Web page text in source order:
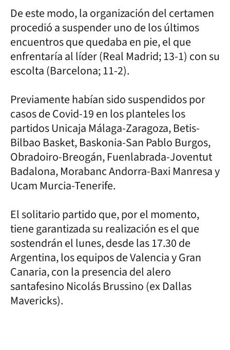
De este modo, la organización del certamen
procedió a suspender uno de los últimos
encuentros que quedaba en pie, el que
enfrentaría al líder (Real Madrid; 13-1) con su
escolta (Barcelona; 11-2).
Previamente habían sido suspendidos por
casos de Covid-19 en los planteles los
partidos Unicaja Málaga-Zaragoza, Betis-
Bilbao Basket, Baskonia-San Pablo Burgos,
Obradoiro-Breogán, Fuenlabrada-Joventut
Badalona, Morabanc Andorra-Baxi Manresa y
Ucam Murcia-Tenerife.
El solitario partido que, por el momento,
tiene garantizada su realización es el que
sostendrán el lunes, desde las 17.30 de
Argentina, los equipos de Valencia y Gran
Canaria, con la presencia del alero
santafesino Nicolás Brussino (ex Dallas
Mavericks).